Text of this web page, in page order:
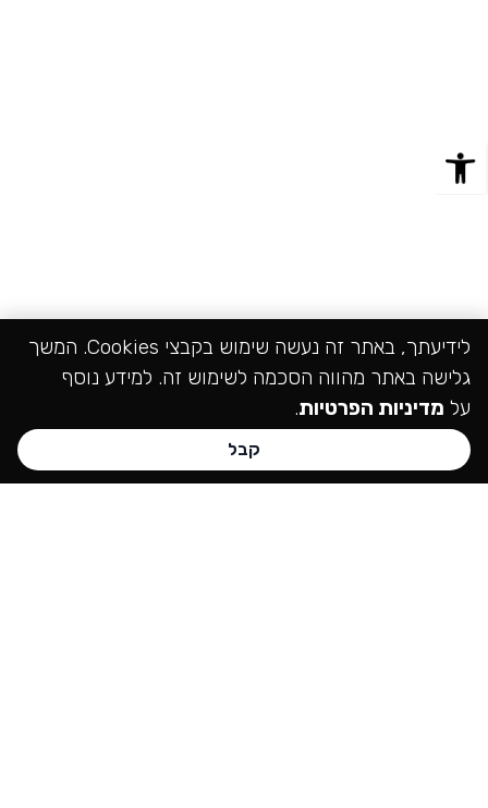
072-3714044
לידיעתך, באתר זה נעשה שימוש בקבצי Cookies. המשך
גלישה באתר מהווה הסכמה לשימוש זה. למידע נוסף
על מדיניות הפרטיות.
קבל